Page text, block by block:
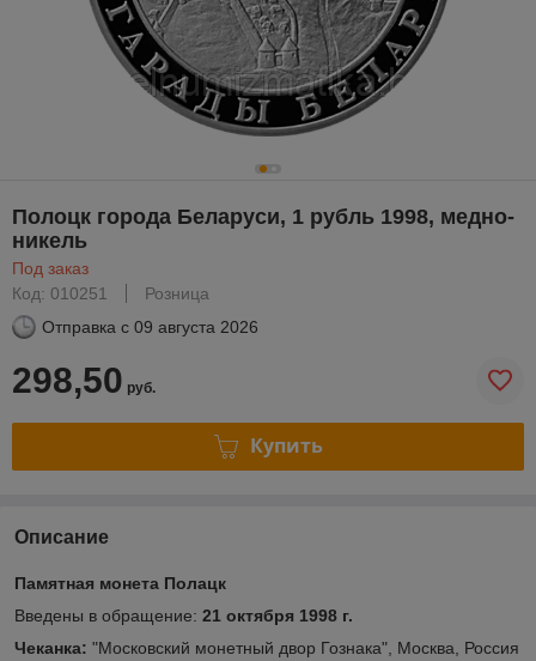
Полоцк города Беларуси, 1 рубль 1998, медно-
никель
Под заказ
Код: 010251
Розница
Отправка с 09 августа 2026
298,50 руб.
Купить
Описание
Памятная монета Полацк
Введены в обращение: 21 октября 1998 г.
Чеканка: "Московский монетный двор Гознака", Москва, Россия